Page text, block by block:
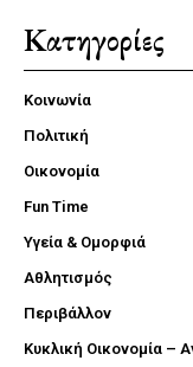
Κατηγορίες
Κοινωνία
Πολιτική
Οικονομία
Fun Time
Υγεία & Ομορφιά
Αθλητισμός
Περιβάλλον
Κυκλική Οικονομία –